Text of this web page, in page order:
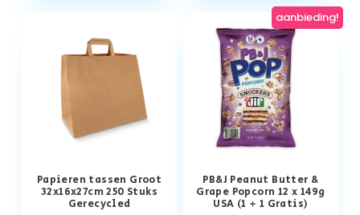
Papieren tassen Groot
32x16x27cm 250 Stuks
Gerecycled
aanbieding!
PB&J Peanut Butter &
Grape Popcorn 12 x 149g
USA (1 + 1 Gratis)